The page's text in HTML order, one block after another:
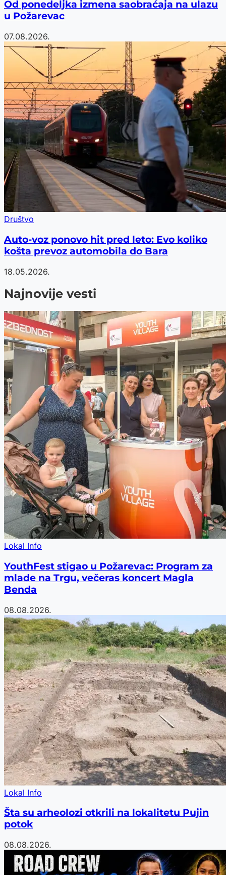
Od ponedeljka izmena saobraćaja na ulazu
u Požarevac
07.08.2026.
Društvo
Auto-voz ponovo hit pred leto: Evo koliko
košta prevoz automobila do Bara
18.05.2026.
Najnovije vesti
Lokal Info
YouthFest stigao u Požarevac: Program za
mlade na Trgu, večeras koncert Magla
Benda
08.08.2026.
Lokal Info
Šta su arheolozi otkrili na lokalitetu Pujin
potok
08.08.2026.